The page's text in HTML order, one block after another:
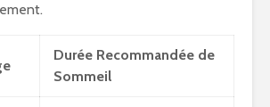
Durée Recommandée de
Sommeil